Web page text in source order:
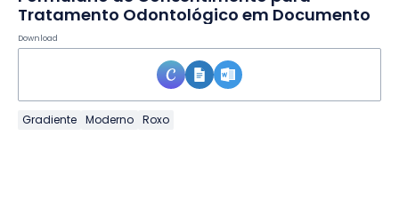
Tratamento Odontológico em Documento
Download
Gradiente Moderno Roxo